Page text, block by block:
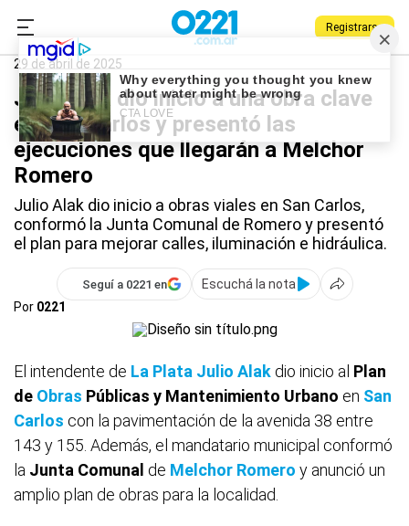
Registrarse
0221.com.ar
San Carlos
29 de abril de 2025
Julio Alak dio inicio a una obra clave
en San Carlos y presentó las
ejecuciones que llegarán a Melchor
Romero
Julio Alak dio inicio a obras viales en San Carlos,
conformó la Junta Comunal de Romero y presentó
el plan para mejorar calles, iluminación e hidráulica.
Seguí a 0221 en
Escuchá la nota
Por 0221
El intendente de La Plata Julio Alak dio inicio al Plan
de Obras Públicas y Mantenimiento Urbano en San
Carlos con la pavimentación de la avenida 38 entre
143 y 155. Además, el mandatario municipal conformó
la Junta Comunal de Melchor Romero y anunció un
amplio plan de obras para la localidad.